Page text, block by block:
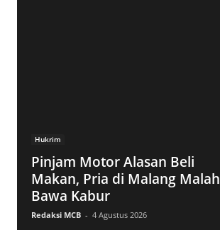
Hukrim
Pinjam Motor Alasan Beli
Makan, Pria di Malang Malah
Bawa Kabur
Redaksi MCB - 4 Agustus 2026